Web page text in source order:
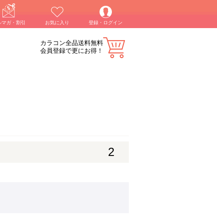
マガ・割引 お気に入り 登録・ログイン
カラコン全品送料無料
会員登録で更にお得！
2